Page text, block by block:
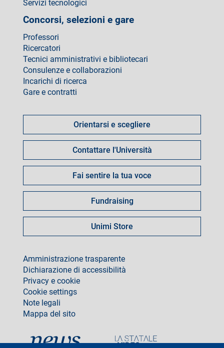
Servizi tecnologici
Concorsi, selezioni e gare
Professori
Ricercatori
Tecnici amministrativi e bibliotecari
Consulenze e collaborazioni
Incarichi di ricerca
Gare e contratti
fare
Orientarsi e scegliere
Contattare l'Università
Fai sentire la tua voce
Fundraising
Unimi Store
footer
Amministrazione trasparente
Dichiarazione di accessibilità
Privacy e cookie
Cookie settings
Note legali
Mappa del sito
social